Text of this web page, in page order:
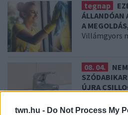
twn.hu - Do Not Process My
tegnap
ÁLLANDÓAN
A
Villámgyors
08. 04.
ÚJRA